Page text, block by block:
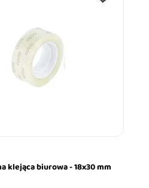
klejąca biurowa - 18x30 mm